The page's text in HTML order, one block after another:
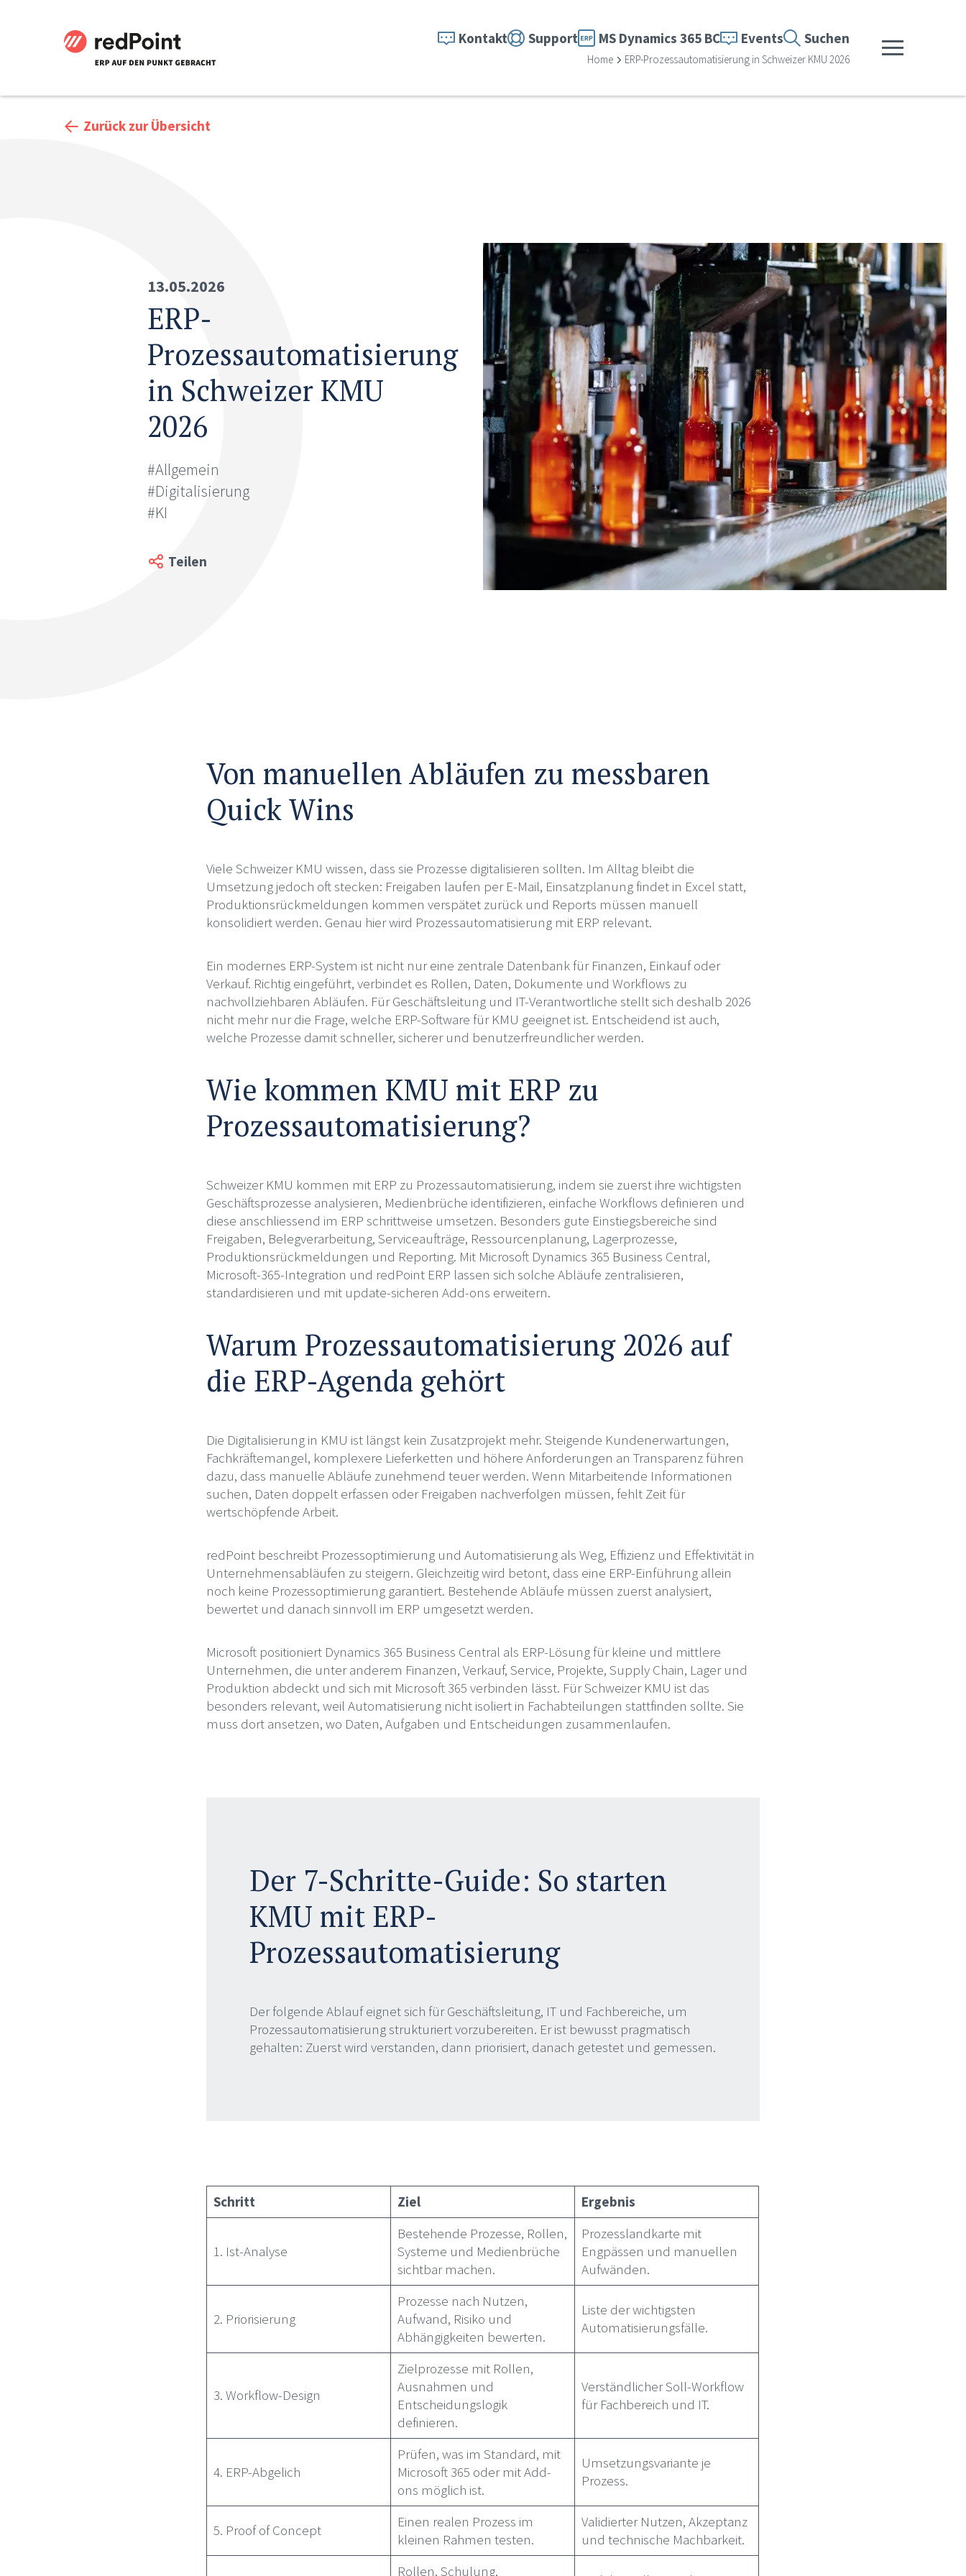
Kontakt Support MS Dynamics 365 BC Events Suchen
Home ERP-Prozessautomatisierung in Schweizer KMU 2026 Menü
Zurück zur Übersicht
13.05.2026
ERP-
Prozessautomatisierung
in Schweizer KMU
2026
#Allgemein
#Digitalisierung
#KI
Teilen
Von manuellen Abläufen zu messbaren
Quick Wins
Viele Schweizer KMU wissen, dass sie Prozesse digitalisieren sollten. Im Alltag bleibt die
Umsetzung jedoch oft stecken: Freigaben laufen per E-Mail, Einsatzplanung findet in Excel statt,
Produktionsrückmeldungen kommen verspätet zurück und Reports müssen manuell
konsolidiert werden. Genau hier wird Prozessautomatisierung mit ERP relevant.
Ein modernes ERP-System ist nicht nur eine zentrale Datenbank für Finanzen, Einkauf oder
Verkauf. Richtig eingeführt, verbindet es Rollen, Daten, Dokumente und Workflows zu
nachvollziehbaren Abläufen. Für Geschäftsleitung und IT-Verantwortliche stellt sich deshalb 2026
nicht mehr nur die Frage, welche ERP-Software für KMU geeignet ist. Entscheidend ist auch,
welche Prozesse damit schneller, sicherer und benutzerfreundlicher werden.
Wie kommen KMU mit ERP zu
Prozessautomatisierung?
Schweizer KMU kommen mit ERP zu Prozessautomatisierung, indem sie zuerst ihre wichtigsten
Geschäftsprozesse analysieren, Medienbrüche identifizieren, einfache Workflows definieren und
diese anschliessend im ERP schrittweise umsetzen. Besonders gute Einstiegsbereiche sind
Freigaben, Belegverarbeitung, Serviceaufträge, Ressourcenplanung, Lagerprozesse,
Produktionsrückmeldungen und Reporting. Mit Microsoft Dynamics 365 Business Central,
Microsoft-365-Integration und redPoint ERP lassen sich solche Abläufe zentralisieren,
standardisieren und mit update-sicheren Add-ons erweitern.
Warum Prozessautomatisierung 2026 auf
die ERP-Agenda gehört
Die Digitalisierung in KMU ist längst kein Zusatzprojekt mehr. Steigende Kundenerwartungen,
Fachkräftemangel, komplexere Lieferketten und höhere Anforderungen an Transparenz führen
dazu, dass manuelle Abläufe zunehmend teuer werden. Wenn Mitarbeitende Informationen
suchen, Daten doppelt erfassen oder Freigaben nachverfolgen müssen, fehlt Zeit für
wertschöpfende Arbeit.
redPoint beschreibt Prozessoptimierung und Automatisierung als Weg, Effizienz und Effektivität in
Unternehmensabläufen zu steigern. Gleichzeitig wird betont, dass eine ERP-Einführung allein
noch keine Prozessoptimierung garantiert. Bestehende Abläufe müssen zuerst analysiert,
bewertet und danach sinnvoll im ERP umgesetzt werden.
Microsoft positioniert Dynamics 365 Business Central als ERP-Lösung für kleine und mittlere
Unternehmen, die unter anderem Finanzen, Verkauf, Service, Projekte, Supply Chain, Lager und
Produktion abdeckt und sich mit Microsoft 365 verbinden lässt. Für Schweizer KMU ist das
besonders relevant, weil Automatisierung nicht isoliert in Fachabteilungen stattfinden sollte. Sie
muss dort ansetzen, wo Daten, Aufgaben und Entscheidungen zusammenlaufen.
Der 7-Schritte-Guide: So starten
KMU mit ERP-
Prozessautomatisierung
Der folgende Ablauf eignet sich für Geschäftsleitung, IT und Fachbereiche, um
Prozessautomatisierung strukturiert vorzubereiten. Er ist bewusst pragmatisch
gehalten: Zuerst wird verstanden, dann priorisiert, danach getestet und gemessen.
Schritt Ziel Ergebnis
1. Ist-Analyse
Bestehende Prozesse, Rollen,
Systeme und Medienbrüche
sichtbar machen.
Prozesslandkarte mit
Engpässen und manuellen
Aufwänden.
2. Priorisierung
Prozesse nach Nutzen,
Aufwand, Risiko und
Abhängigkeiten bewerten.
Liste der wichtigsten
Automatisierungsfälle.
3. Workflow-Design
Zielprozesse mit Rollen,
Ausnahmen und
Entscheidungslogik
definieren.
Verständlicher Soll-Workflow
für Fachbereich und IT.
4. ERP-Abgelich
Prüfen, was im Standard, mit
Microsoft 365 oder mit Add-
ons möglich ist.
Umsetzungsvariante je
Prozess.
5. Proof of Concept
Einen realen Prozess im
kleinen Rahmen testen.
Validierter Nutzen, Akzeptanz
und technische Machbarkeit.
Rollen, Schulung,